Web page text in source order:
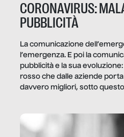
CORONAVIRUS:
PUBBLICITÀ
La comunicazione
l’emergenza. E poi la
pubblicità e la sua
rosso che dalle aziende
davvero migliori, sotto